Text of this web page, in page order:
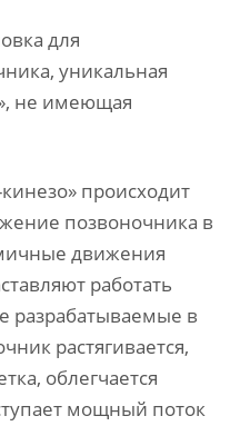
для
уникальная
не имеющая
происходит
позвоночника в
движения
работать
разрабатываемые в
растягивается,
облегчается
мощный поток